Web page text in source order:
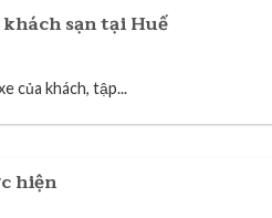
sạn tại Huế
của khách, tập...
hiện